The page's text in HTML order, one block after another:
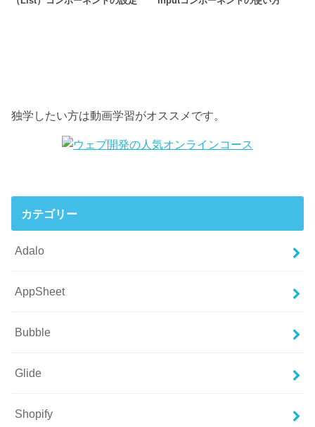
独学したい方は動画学習がオススメです。
カテゴリー
Adalo
AppSheet
Bubble
Glide
Shopify